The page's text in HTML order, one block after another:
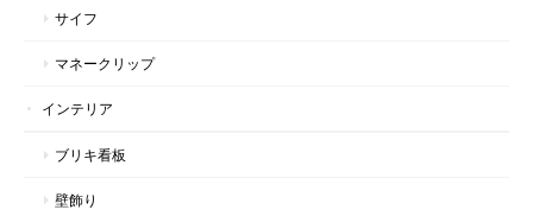
サイフ
マネークリップ
インテリア
ブリキ看板
壁飾り